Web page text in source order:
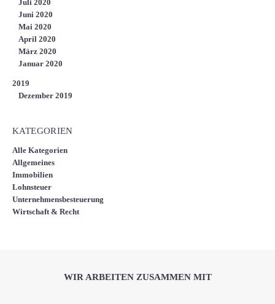
Juli 2020
Juni 2020
Mai 2020
April 2020
März 2020
Januar 2020
2019
Dezember 2019
KATEGORIEN
Alle Kategorien
Allgemeines
Immobilien
Lohnsteuer
Unternehmensbesteuerung
Wirtschaft & Recht
WIR ARBEITEN ZUSAMMEN MIT